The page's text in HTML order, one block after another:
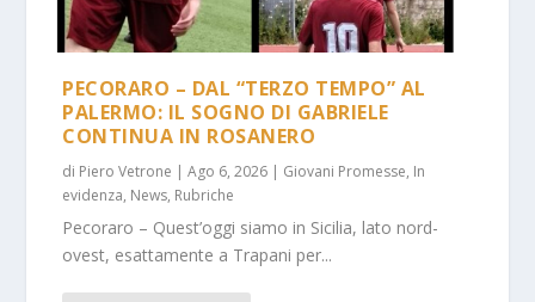
PECORARO – DAL “TERZO TEMPO” AL
PALERMO: IL SOGNO DI GABRIELE
CONTINUA IN ROSANERO
di Piero Vetrone |Ago 6, 2026 | Giovani Promesse, In
evidenza, News, Rubriche
Pecoraro – Quest’oggi siamo in Sicilia, lato nord-
ovest, esattamente a Trapani per...